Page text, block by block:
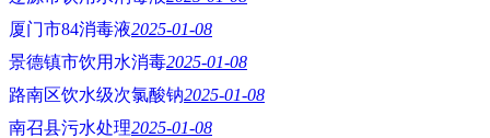
厦门市84消毒液2025-01-08
景德镇市饮用水消毒2025-01-08
路南区饮水级次氯酸钠2025-01-08
南召县污水处理2025-01-08